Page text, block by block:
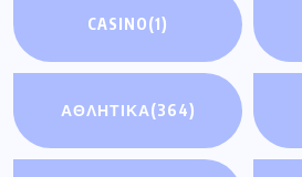
(4074)
ΕΛΛΑΔΑ(5436)